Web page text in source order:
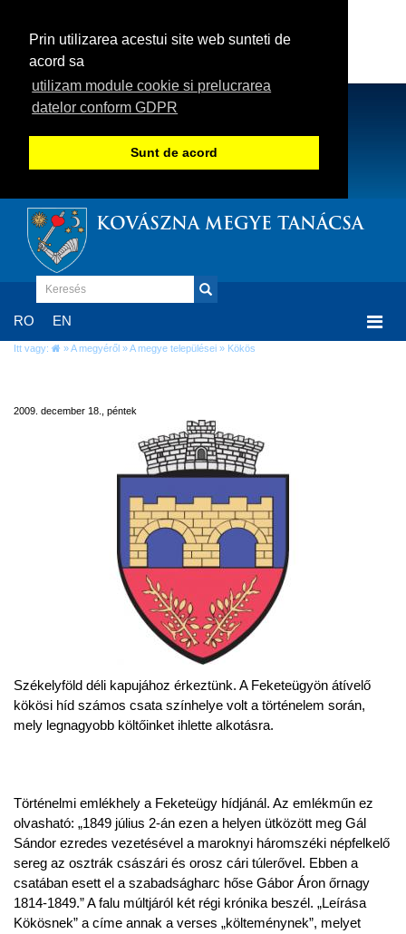
Prin utilizarea acestui site web sunteti de
acord sa
utilizam module cookie si prelucrarea
datelor conform GDPR
Sunt de acord
KOVÁSZNA MEGYE TANÁCSA
RO EN
Itt vagy: »A megyéről »A megye települései » Kökös
2009. december 18., péntek
Székelyföld déli kapujához érkeztünk. A Feketeügyön átívelő
kökösi híd számos csata színhelye volt a történelem során,
mely legnagyobb költőinket ihlette alkotásra.
Történelmi emlékhely a Feketeügy hídjánál. Az emlékműn ez
olvasható: „1849 július 2-án ezen a helyen ütközött meg Gál
Sándor ezredes vezetésével a maroknyi háromszéki népfelkelő
sereg az osztrák császári és orosz cári túlerővel. Ebben a
csatában esett el a szabadságharc hőse Gábor Áron őrnagy
1814-1849.” A falu múltjáról két régi krónika beszél. „Leírása
Kökösnek” a címe annak a verses „költeménynek”, melyet